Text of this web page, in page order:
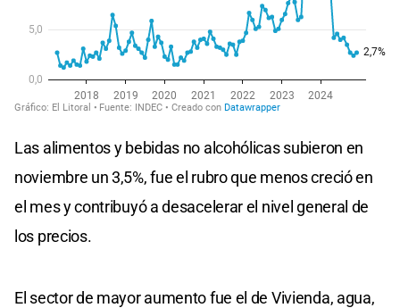
Las alimentos y bebidas no alcohólicas subieron en
noviembre un 3,5%, fue el rubro que menos creció en
el mes y contribuyó a desacelerar el nivel general de
los precios.
El sector de mayor aumento fue el de Vivienda, agua,